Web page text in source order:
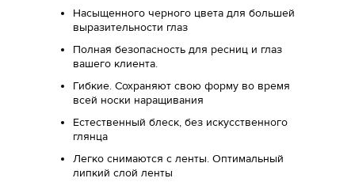
Насыщенного черного цвета для большей
выразительности глаз
Полная безопасность для ресниц и глаз
вашего клиента.
Гибкие. Сохраняют свою форму во время
всей носки наращивания
Естественный блеск, без искусственного
глянца
Легко снимаются с ленты. Оптимальный
липкий слой ленты